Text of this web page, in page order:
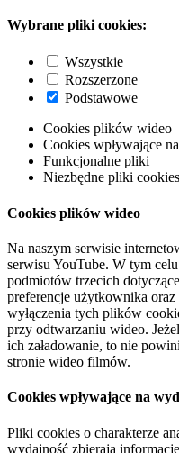
Wybrane pliki cookies:
Wszystkie
Rozszerzone
Podstawowe
Cookies plików wideo
Cookies wpływające
Funkcjonalne pliki
Niezbędne pliki
Cookies plików wideo
Na naszym serwisie
serwisu YouTube. W tym
podmiotów trzecich
preferencje użytkownika
wyłączenia tych plików
przy odtwarzaniu wideo.
ich załadowanie, to nie
stronie wideo filmów.
Cookies wpływające na
Pliki cookies o charakterze
wydajność zbierają